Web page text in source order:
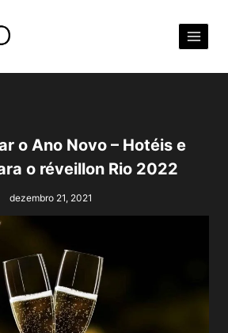
o Ano Novo – Hotéis e
o réveillon Rio 2022
dezembro 21, 2021